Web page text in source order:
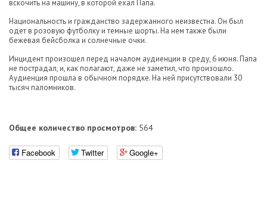
вскочить на машину, в которой ехал Папа.
Национальность и гражданство задержанного неизвестна. Он был
одет в розовую футболку и темные шорты. На нем также были
бежевая бейсболка и солнечные очки.
Инцидент произошел перед началом аудиенции в среду, 6 июня. Папа
не пострадал, и, как полагают, даже не заметил, что произошло.
Аудиенция прошла в обычном порядке. На ней присутствовали 30
тысяч паломников.
Общее количество просмотров: 564
Facebook Twitter Google+